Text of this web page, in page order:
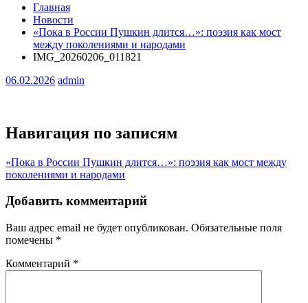
Главная
Новости
«Пока в России Пушкин длится…»: поэзия как мост
между поколениями и народами
IMG_20260206_011821
06.02.2026 admin
Навигация по записям
«Пока в России Пушкин длится…»: поэзия как мост между
поколениями и народами
Добавить комментарий
Ваш адрес email не будет опубликован. Обязательные поля
помечены *
Комментарий *